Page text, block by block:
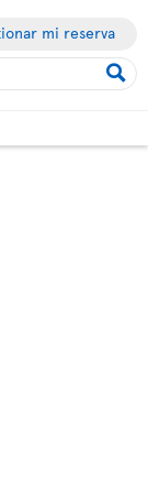
mi reserva